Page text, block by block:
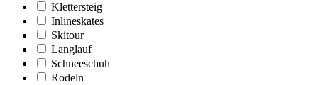
Klettersteig
Inlineskates
Skitour
Langlauf
Schneeschuh
Rodeln